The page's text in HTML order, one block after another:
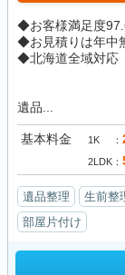
◆お客様満足度
◆お見積りは年中
◆北海道全域対応
遺品...
基本料金 1K
2LDK
遺品整理 生前整
部屋片付け